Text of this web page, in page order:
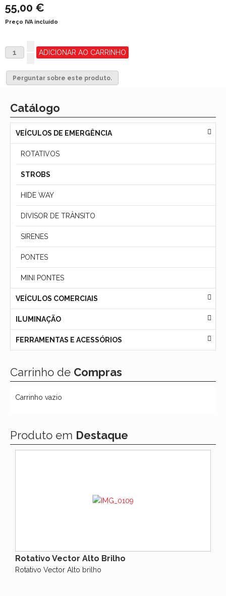
55,00 €
Preço IVA incluído
Perguntar sobre este produto.
Catálogo
VEÍCULOS DE EMERGÊNCIA
ROTATIVOS
STROBS
HIDE WAY
DIVISOR DE TRÂNSITO
SIRENES
PONTES
MINI PONTES
VEÍCULOS COMERCIAIS
ILUMINAÇÃO
FERRAMENTAS E ACESSÓRIOS
Carrinho de Compras
Carrinho vazio
Produto em Destaque
Rotativo Vector Alto Brilho
Rotativo Vector Alto brilho